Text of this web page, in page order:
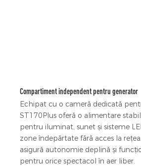
Compartiment independent pentru generator
Echipat cu o cameră dedicată
ST170Plus oferă o alimentare
pentru iluminat, sunet și sisteme
zone îndepărtate fără acces la
asigură autonomie deplină și
pentru orice spectacol în aer liber.